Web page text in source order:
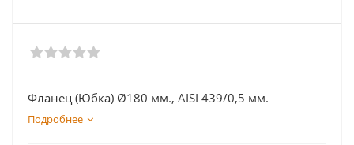
Фланец (Юбка) Ø180 мм., AISI 439/0,5 мм.
Подробнее